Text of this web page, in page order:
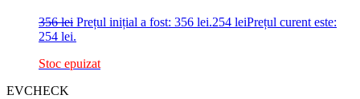
356lei Prețul inițial a fost: 356 lei.254 leiPrețul curent este:
254 lei.
Stoc epuizat
EVCHECK